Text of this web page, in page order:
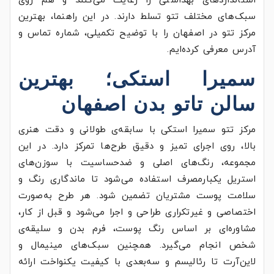
سبک‌های مختلف تتو تسلط دارند. در این راهنما، بهترین
مرکز تتو در اصفهان را با توضیح تکمیلی، شماره تماس و
آدرس معرفی کرده‌ایم.
سمیرا استکی؛ بهترین
سالن تاتو بدن اصفهان
مرکز تتو سمیرا استکی با سابقه‌ی طولانی و دقت هنری
بالا، روی اجرای تمیز و دقیق طرح‌ها تمرکز دارد. در این
مجموعه، رنگ‌های اصلی و ضدحساسیت با سوزن‌های
استریل یکبارمصرف استفاده می‌شود تا ماندگاری رنگ و
سلامت پوست مشتریان تضمین شود. هر طرح به‌صورت
اختصاصی و غیرتکراری طراحی و اجرا می‌شود و قبل از کار،
مشاوره‌ای بر اساس رنگ پوست، فرم بدن و سلیقه‌ی
شخص انجام می‌گیرد. همچنین سبک‌های مینیمال و
لاین‌آرت تا رئالیسم و سه‌بعدی با کیفیت یکنواخت ارائه